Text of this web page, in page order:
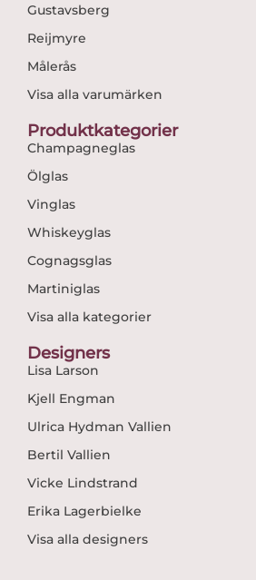
Gustavsberg
Reijmyre
Målerås
Visa alla varumärken
Produktkategorier
Champagneglas
Ölglas
Vinglas
Whiskeyglas
Cognagsglas
Martiniglas
Visa alla kategorier
Designers
Lisa Larson
Kjell Engman
Ulrica Hydman Vallien
Bertil Vallien
Vicke Lindstrand
Erika Lagerbielke
Visa alla designers